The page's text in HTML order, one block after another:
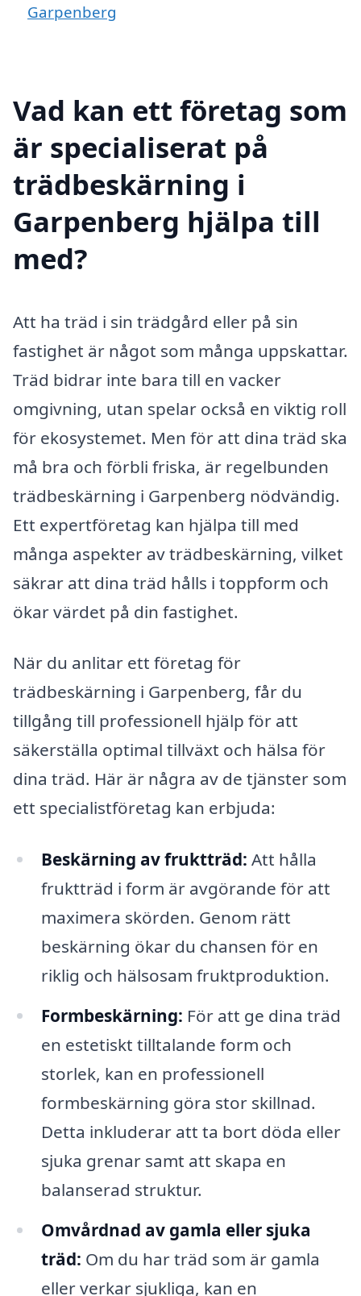
Garpenberg
Vad kan ett företag som
är specialiserat på
trädbeskärning i
Garpenberg hjälpa till
med?
Att ha träd i sin trädgård eller på sin
fastighet är något som många uppskattar.
Träd bidrar inte bara till en vacker
omgivning, utan spelar också en viktig roll
för ekosystemet. Men för att dina träd ska
må bra och förbli friska, är regelbunden
trädbeskärning i Garpenberg nödvändig.
Ett expertföretag kan hjälpa till med
många aspekter av trädbeskärning, vilket
säkrar att dina träd hålls i toppform och
ökar värdet på din fastighet.
När du anlitar ett företag för
trädbeskärning i Garpenberg, får du
tillgång till professionell hjälp för att
säkerställa optimal tillväxt och hälsa för
dina träd. Här är några av de tjänster som
ett specialistföretag kan erbjuda:
Beskärning av fruktträd: Att hålla
fruktträd i form är avgörande för att
maximera skörden. Genom rätt
beskärning ökar du chansen för en
riklig och hälsosam fruktproduktion.
Formbeskärning: För att ge dina träd
en estetiskt tilltalande form och
storlek, kan en professionell
formbeskärning göra stor skillnad.
Detta inkluderar att ta bort döda eller
sjuka grenar samt att skapa en
balanserad struktur.
Omvårdnad av gamla eller sjuka
träd: Om du har träd som är gamla
eller verkar sjukliga, kan en